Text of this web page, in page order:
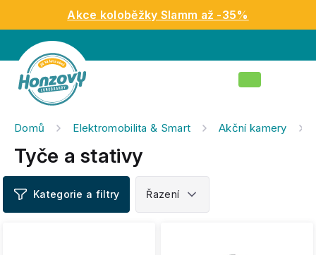
obsah
Akce koloběžky Slamm až -35%
Nákupní
Domů Elektromobilita & Smart Akční kamery
Tyče a stativy
ý
p